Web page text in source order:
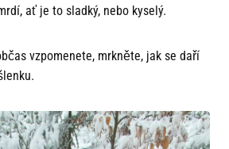
ať je to sladký, nebo kyselý.
vzpomenete, mrkněte, jak se daří